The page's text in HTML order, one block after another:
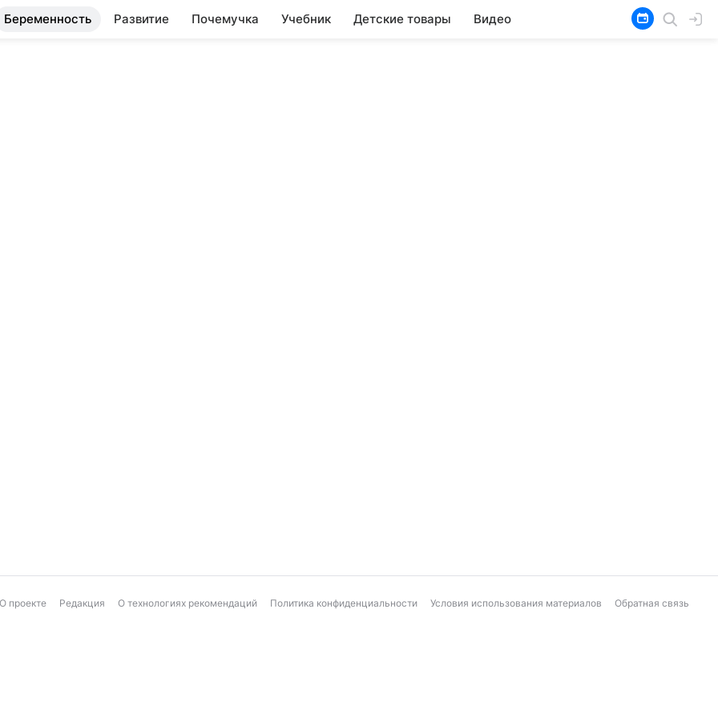
Беременность Развитие Почемучка Учебник Детские товары Видео
О проекте Редакция О технологиях рекомендаций Политика конфиденциальности Условия использования материалов Обратная связь